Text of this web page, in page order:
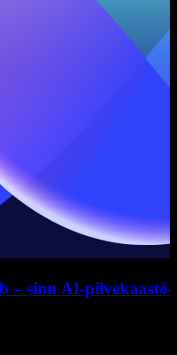
– sinu AI-